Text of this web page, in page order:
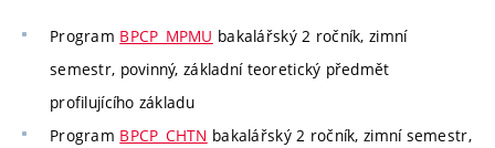
Program BPCP_MPMU bakalářský 2 ročník, zimní
semestr, povinný, základní teoretický předmět
profilujícího základu
Program BPCP_CHTN bakalářský 2 ročník, zimní semestr,